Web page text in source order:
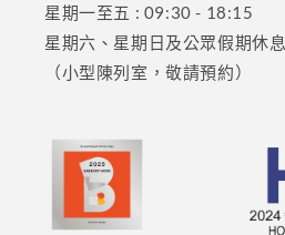
星期一至五 : 09:30 - 18:15
星期六、星期日及公眾假期休息
（小型陳列室，敬請預約）